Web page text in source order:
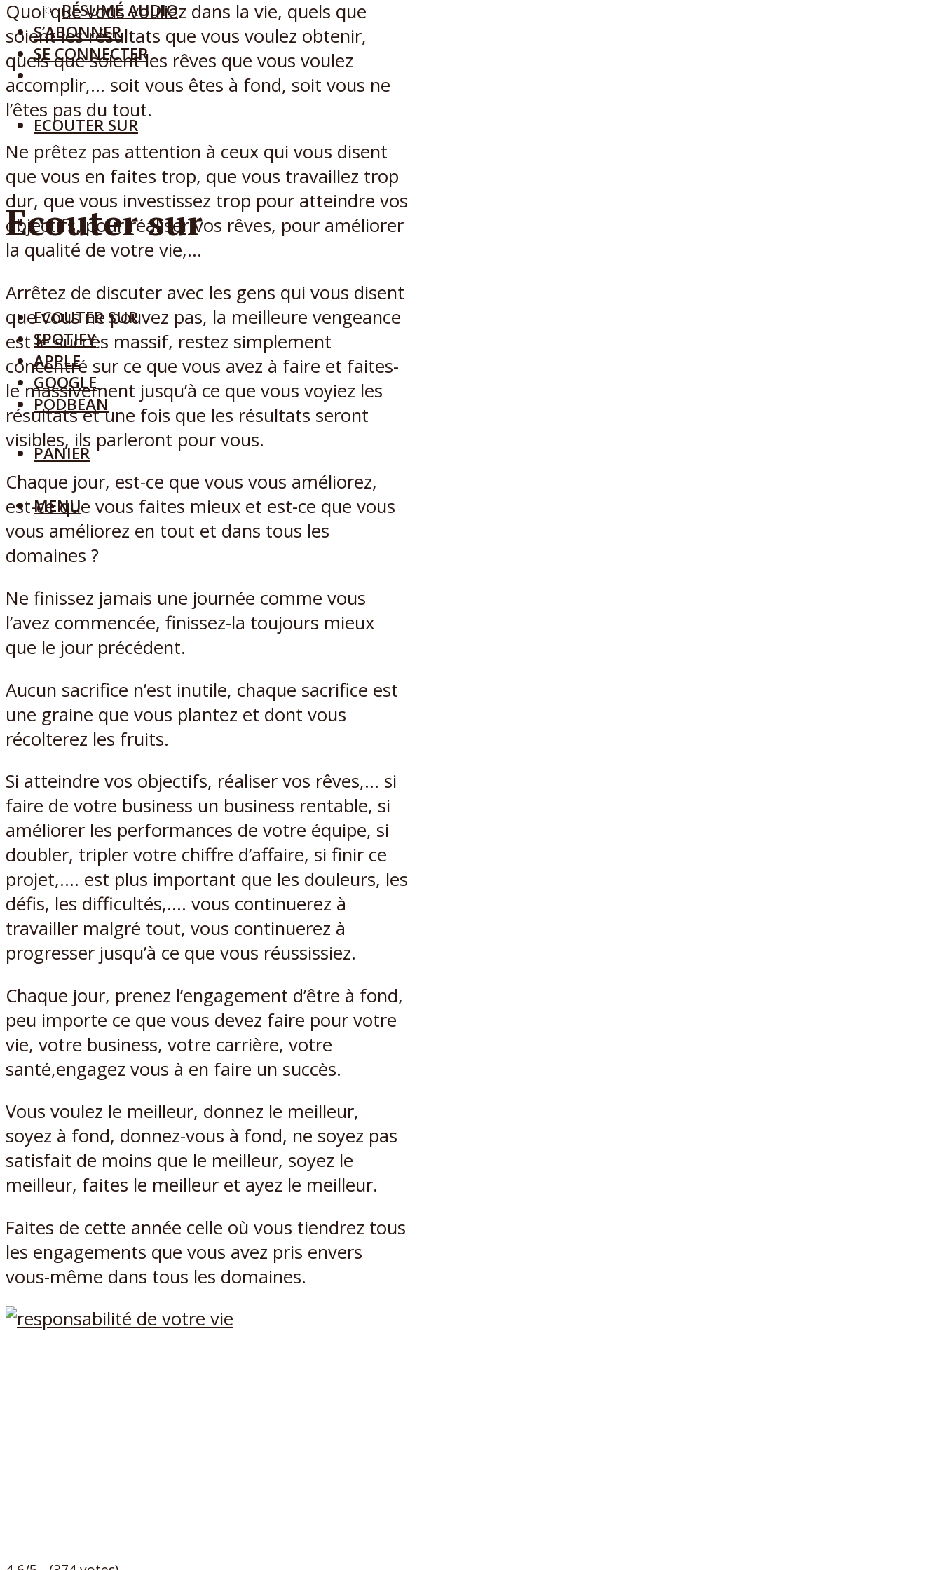
RÉSUMÉ AUDIO
S’ABONNER
SE CONNECTER
ECOUTER SUR
Ecouter sur
ECOUTER SUR
SPOTIFY
APPLE
GOOGLE
PODBEAN
PANIER
MENU
Quoi que vous vouliez dans la vie, quels que
soient les résultats que vous voulez obtenir,
quels que soient les rêves que vous voulez
accomplir,… soit vous êtes à fond, soit vous ne
l’êtes pas du tout.
Ne prêtez pas attention à ceux qui vous disent
que vous en faites trop, que vous travaillez trop
dur, que vous investissez trop pour atteindre vos
objectifs, pour réaliser vos rêves, pour améliorer
la qualité de votre vie,…
Arrêtez de discuter avec les gens qui vous disent
que vous ne pouvez pas, la meilleure vengeance
est le succès massif, restez simplement
concentré sur ce que vous avez à faire et faites-
le massivement jusqu’à ce que vous voyiez les
résultats et une fois que les résultats seront
visibles, ils parleront pour vous.
Chaque jour, est-ce que vous vous améliorez,
est-ce que vous faites mieux et est-ce que vous
vous améliorez en tout et dans tous les
domaines ?
Ne finissez jamais une journée comme vous
l’avez commencée, finissez-la toujours mieux
que le jour précédent.
Aucun sacrifice n’est inutile, chaque sacrifice est
une graine que vous plantez et dont vous
récolterez les fruits.
Si atteindre vos objectifs, réaliser vos rêves,… si
faire de votre business un business rentable, si
améliorer les performances de votre équipe, si
doubler, tripler votre chiffre d’affaire, si finir ce
projet,…. est plus important que les douleurs, les
défis, les difficultés,…. vous continuerez à
travailler malgré tout, vous continuerez à
progresser jusqu’à ce que vous réussissiez.
Chaque jour, prenez l’engagement d’être à fond,
peu importe ce que vous devez faire pour votre
vie, votre business, votre carrière, votre
santé,engagez vous à en faire un succès.
Vous voulez le meilleur, donnez le meilleur,
soyez à fond, donnez-vous à fond, ne soyez pas
satisfait de moins que le meilleur, soyez le
meilleur, faites le meilleur et ayez le meilleur.
Faites de cette année celle où vous tiendrez tous
les engagements que vous avez pris envers
vous-même dans tous les domaines.